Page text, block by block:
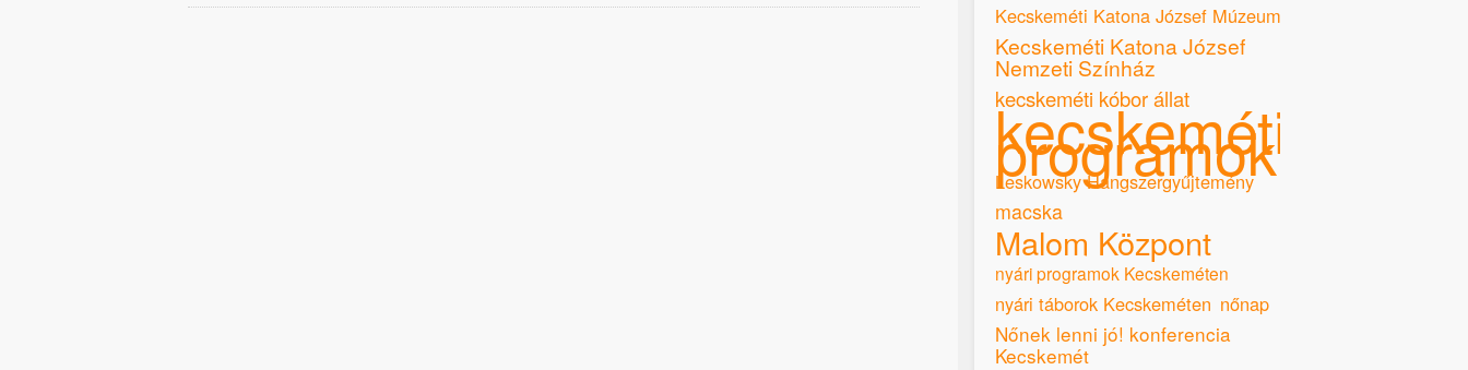
Kecskeméti Katona József Múzeum
Kecskeméti Katona József
Nemzeti Színház
kecskeméti kóbor állat
kecskeméti
programok
Leskowsky Hangszergyűjtemény
macska
Malom Központ
nyári programok Kecskeméten
nyári táborok Kecskeméten nőnap
Nőnek lenni jó! konferencia
Kecskemét